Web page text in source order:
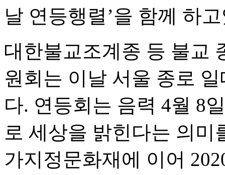
날 연등행렬’을 함께 하
대한불교조계종 등 불교
원회는 이날 서울 종로
다. 연등회는 음력 4월 8
로 세상을 밝힌다는 의미
가지정문화재에 이어